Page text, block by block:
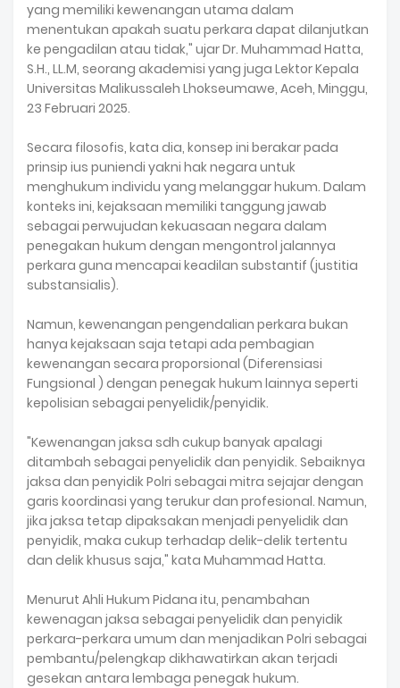
yang memiliki kewenangan utama dalam
menentukan apakah suatu perkara dapat dilanjutkan
ke pengadilan atau tidak," ujar Dr. Muhammad Hatta,
S.H., LL.M, seorang akademisi yang juga Lektor Kepala
Universitas Malikussaleh Lhokseumawe, Aceh, Minggu,
23 Februari 2025.
Secara filosofis, kata dia, konsep ini berakar pada
prinsip ius puniendi yakni hak negara untuk
menghukum individu yang melanggar hukum. Dalam
konteks ini, kejaksaan memiliki tanggung jawab
sebagai perwujudan kekuasaan negara dalam
penegakan hukum dengan mengontrol jalannya
perkara guna mencapai keadilan substantif (justitia
substansialis).
Namun, kewenangan pengendalian perkara bukan
hanya kejaksaan saja tetapi ada pembagian
kewenangan secara proporsional (Diferensiasi
Fungsional ) dengan penegak hukum lainnya seperti
kepolisian sebagai penyelidik/penyidik.
"Kewenangan jaksa sdh cukup banyak apalagi
ditambah sebagai penyelidik dan penyidik. Sebaiknya
jaksa dan penyidik Polri sebagai mitra sejajar dengan
garis koordinasi yang terukur dan profesional. Namun,
jika jaksa tetap dipaksakan menjadi penyelidik dan
penyidik, maka cukup terhadap delik-delik tertentu
dan delik khusus saja," kata Muhammad Hatta.
Menurut Ahli Hukum Pidana itu, penambahan
kewenagan jaksa sebagai penyelidik dan penyidik
perkara-perkara umum dan menjadikan Polri sebagai
pembantu/pelengkap dikhawatirkan akan terjadi
gesekan antara lembaga penegak hukum.